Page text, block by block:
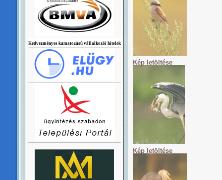
Kép letöltése
Kép letöltése
Kedvezményes kamatozású vállalkozói hitelek